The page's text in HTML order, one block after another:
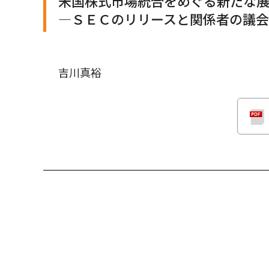
―ＳＥＣのリリースと関係者の議
吉川真裕